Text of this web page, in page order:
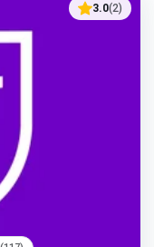
3.0(2)